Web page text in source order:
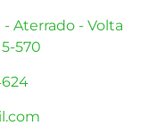
- Aterrado - Volta
570